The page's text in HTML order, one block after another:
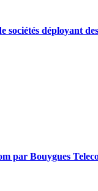
sociétés déployant
par Bouygues